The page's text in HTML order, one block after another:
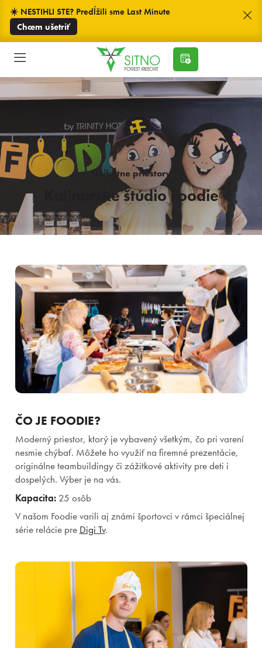
☀️ NESTIHLI STE? Predĺžili sme Last Minute
Chcem ušetriť
Unikátne priestory
Kulinárske štúdio Foodie
ČO JE FOODIE?
Moderný priestor, ktorý je vybavený všetkým, čo pri varení
nesmie chýbať. Môžete ho využiť na firemné prezentácie,
originálne teambuildingy či zážitkové aktivity pre deti i
dospelých. Výber je na vás.
Kapacita:25 osôb
V našom Foodie varili aj známi športovci v rámci špeciálnej
série relácie pre Digi Tv.